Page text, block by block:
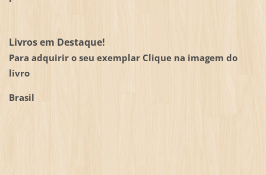
Livros em Destaque!
Para adquirir o seu exemplar Clique na imagem do
livro
Brasil